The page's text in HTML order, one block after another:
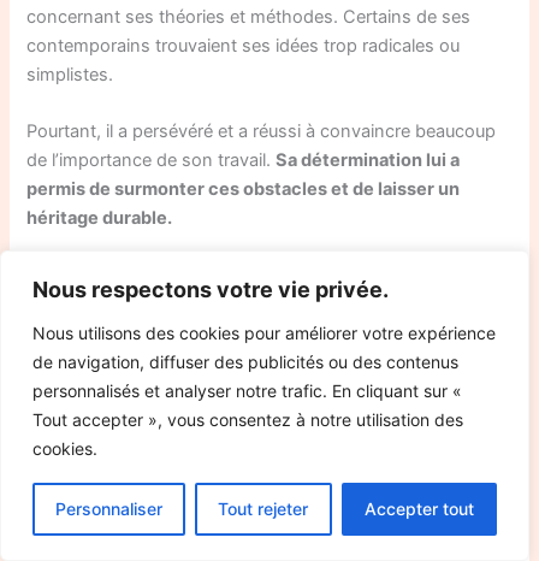
Nous respectons votre vie privée.
Nous utilisons des cookies pour améliorer votre expérience
de navigation, diffuser des publicités ou des contenus
personnalisés et analyser notre trafic. En cliquant sur «
Tout accepter », vous consentez à notre utilisation des
cookies.
Personnaliser Tout rejeter Accepter tout
concernant ses théories et méthodes. Certains de ses
contemporains trouvaient ses idées trop radicales ou
simplistes.
Pourtant, il a persévéré et a réussi à convaincre beaucoup
de l’importance de son travail.Sa détermination lui a
permis de surmonter ces obstacles et de laisser un
héritage durable.
Emile Durkheim, une sociologie française